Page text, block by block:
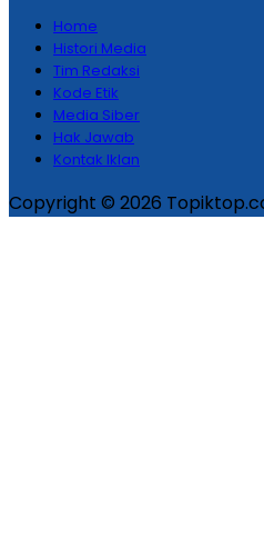
Home
Histori Media
Tim Redaksi
Kode Etik
Media Siber
Hak Jawab
Kontak Iklan
Copyright © 2026